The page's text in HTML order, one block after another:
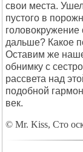
свои места.
пустого в
головокружение
дальше? Какое
Оставим же
обнимку с
рассвета над
подобной
век.
© Mr. Kiss, Сто